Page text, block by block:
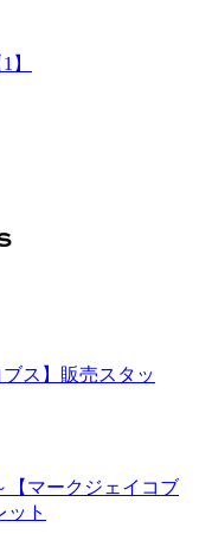
】
ス】販売スタッ
【マークジェイコブ
ット